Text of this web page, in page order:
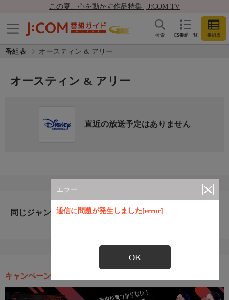
この夏、心を動かす作品特集 | J:COM TV
CS番組一覧 番組表
検索
番組表 オースティン & アリー
エラー
通信に問題が発生しました[error]
OK
オースティン & アリー
直近の放送予定はありません
同じジャンルのおすすめ番組
キャンペーン・お得な情報